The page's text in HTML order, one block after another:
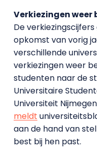
Verkiezingen weer
De
opkomst van vorig
verschillende
verkiezingen weer
studenten naar de
Universitaire
Universiteit
meldt
aan de hand van
best bij hen past.